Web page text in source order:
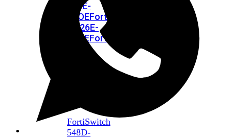
448E-
FPOEFortiSwitch
M426E-
FPOEFortiSwitchRugged
424F-
FortiSwitch
548D-